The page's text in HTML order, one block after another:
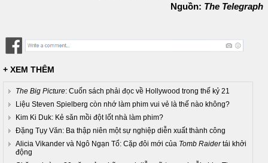
Nguồn: The Telegraph
+ XEM THÊM
The Big Picture: Cuốn sách phải đọc về Hollywood trong thế kỷ 21
Liệu Steven Spielberg còn nhớ làm phim vui vẻ là thế nào không?
Kim Ki Duk: Kẻ săn mồi đột lốt nhà làm phim?
Đặng Tụy Văn: Ba thập niên một sự nghiệp diễn xuất thành công
Alicia Vikander và Ngô Ngạn Tổ: Cặp đôi mới của Tomb Raidertái khởi
động